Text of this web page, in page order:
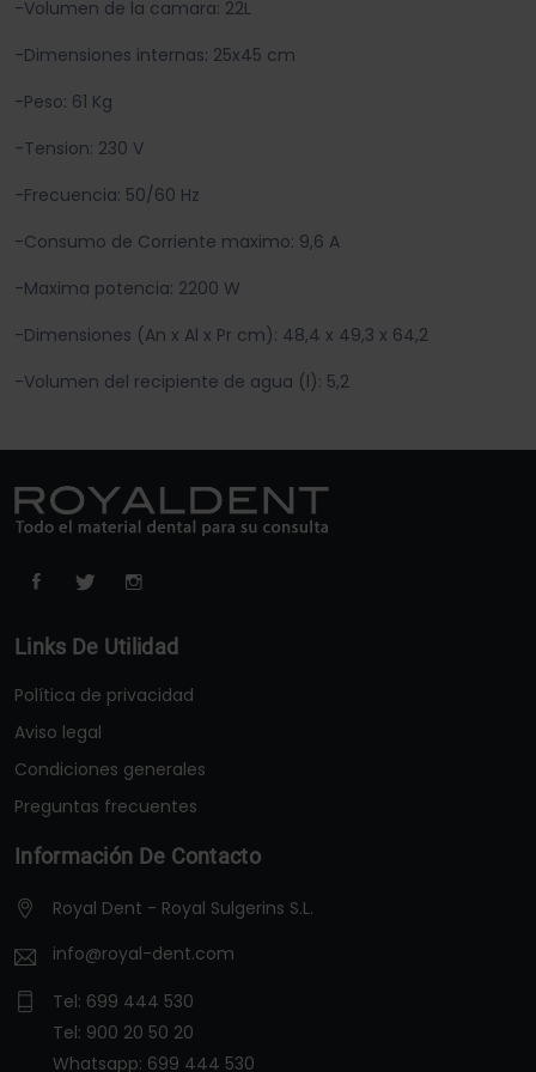
-Volumen de la camara: 22L
-Dimensiones internas: 25x45 cm
-Peso: 61 Kg
-Tension: 230 V
-Frecuencia: 50/60 Hz
-Consumo de Corriente maximo: 9,6 A
-Maxima potencia: 2200 W
-Dimensiones (An x Al x Pr cm): 48,4 x 49,3 x 64,2
-Volumen del recipiente de agua (l): 5,2
Links De Utilidad
Política de privacidad
Aviso legal
Condiciones generales
Preguntas frecuentes
Información De Contacto
Royal Dent - Royal Sulgerins S.L.
info@royal-dent.com
Tel: 699 444 530
Tel: 900 20 50 20
Whatsapp: 699 444 530